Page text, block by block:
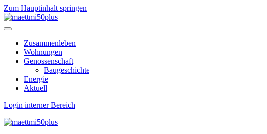
Zum Hauptinhalt springen
Zusammenleben
Wohnungen
Genossenschaft
Baugeschichte
Energie
Aktuell
Login interner Bereich